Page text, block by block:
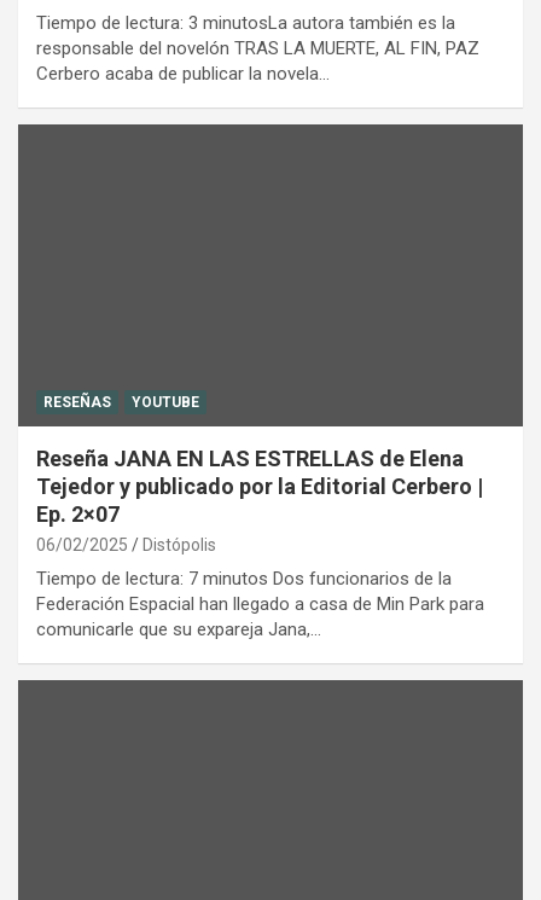
Tiempo de lectura: 3 minutosLa autora también es la
responsable del novelón TRAS LA MUERTE, AL FIN, PAZ
Cerbero acaba de publicar la novela…
RESEÑAS YOUTUBE
Reseña JANA EN LAS ESTRELLAS de Elena
Tejedor y publicado por la Editorial Cerbero |
Ep. 2×07
06/02/2025 Distópolis
Tiempo de lectura: 7 minutos Dos funcionarios de la
Federación Espacial han llegado a casa de Min Park para
comunicarle que su expareja Jana,…